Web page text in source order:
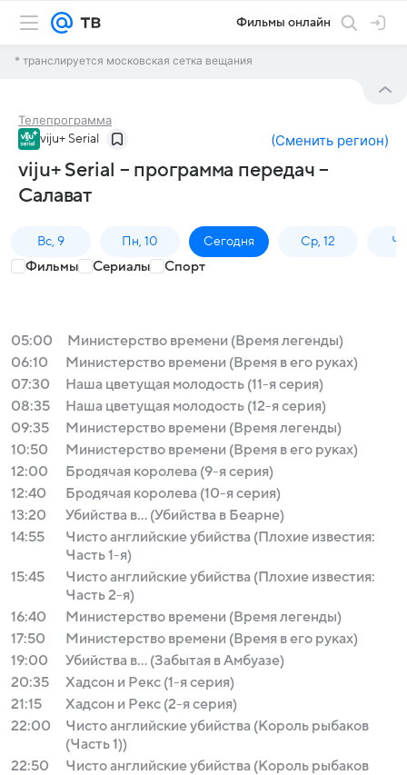
Фильмы онлайн
* транслируется московская сетка вещания
Телепрограмма
viju+ Serial (Сменить регион)
viju+ Serial – программа передач –
Салават
Вс, 9 Пн, 10 Сегодня Ср, 12
Фильмы Сериалы Спорт
05:00
Министерство времени (Время легенды)
06:10
Министерство времени (Время в его руках)
07:30
Наша цветущая молодость (11-я серия)
08:35
Наша цветущая молодость (12-я серия)
09:35
Министерство времени (Время легенды)
10:50
Министерство времени (Время в его руках)
12:00
Бродячая королева (9-я серия)
12:40
Бродячая королева (10-я серия)
13:20
Убийства в... (Убийства в Беарне)
14:55
Чисто английские убийства (Плохие известия:
Часть 1-я)
15:45
Чисто английские убийства (Плохие известия:
Часть 2-я)
16:40
Министерство времени (Время легенды)
17:50
Министерство времени (Время в его руках)
19:00
Убийства в... (Забытая в Амбуазе)
20:35
Хадсон и Рекс (1-я серия)
21:15
Хадсон и Рекс (2-я серия)
22:00
Чисто английские убийства (Король рыбаков
(Часть 1))
22:50
Чисто английские убийства (Король рыбаков